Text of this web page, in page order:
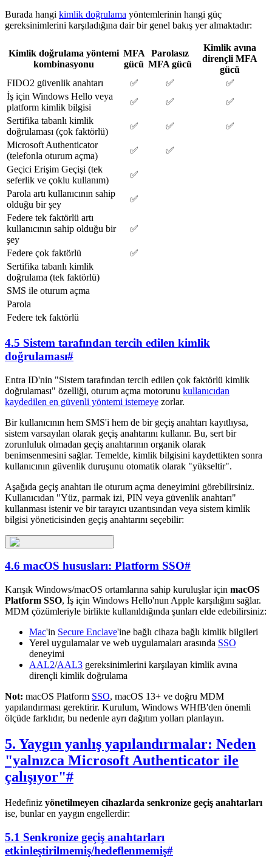
Burada hangi kimlik doğrulama yöntemlerinin hangi güç
gereksinimlerini karşıladığına dair bir genel bakış yer almaktadır:
Kimlik doğrulama yöntemi
kombinasyonu
MFA
gücü
Parolasız
MFA gücü
Kimlik avına
dirençli MFA
gücü
FIDO2 güvenlik anahtarı
✅ ✅
✅
İş için Windows Hello veya
platform kimlik bilgisi
✅ ✅
✅
Sertifika tabanlı kimlik
doğrulaması (çok faktörlü)
✅ ✅
✅
Microsoft Authenticator
(telefonla oturum açma)
✅
✅
Geçici Erişim Geçişi (tek
seferlik ve çoklu kullanım)
✅
Parola artı kullanıcının sahip
olduğu bir şey
✅
Federe tek faktörlü artı
kullanıcının sahip olduğu bir
şey
✅
Federe çok faktörlü
✅
Sertifika tabanlı kimlik
doğrulama (tek faktörlü)
SMS ile oturum açma
Parola
Federe tek faktörlü
4.5 Sistem tarafından tercih edilen kimlik
doğrulaması#
Entra ID'nin "Sistem tarafından tercih edilen çok faktörlü kimlik
doğrulaması" özelliği, oturum açma motorunu kullanıcıdan
kaydedilen en güvenli yöntemi istemeye zorlar.
Bir kullanıcının hem SMS'i hem de bir geçiş anahtarı kayıtlıysa,
sistem varsayılan olarak geçiş anahtarını kullanır. Bu, sert bir
zorunluluk olmadan geçiş anahtarının organik olarak
benimsenmesini sağlar. Temelde, kimlik bilgisini kaydettikten sonra
kullanıcının güvenlik duruşunu otomatik olarak "yükseltir".
Aşağıda geçiş anahtarı ile oturum açma deneyimini görebilirsiniz.
Kullanıcıdan "Yüz, parmak izi, PIN veya güvenlik anahtarı"
kullanması istenir ve bir tarayıcı uzantısından veya sistem kimlik
bilgisi yöneticisinden geçiş anahtarını seçebilir:
4.6 macOS hususları: Platform SSO#
Karışık Windows/macOS ortamlarına sahip kuruluşlar için macOS
Platform SSO, İş için Windows Hello'nun Apple karşılığını sağlar.
MDM çözümleriyle birlikte kullanıldığında şunları elde edebilirsiniz:
Mac'in Secure Enclave'ine bağlı cihaza bağlı kimlik bilgileri
Yerel uygulamalar ve web uygulamaları arasında SSO
deneyimi
AAL2/AAL3 gereksinimlerini karşılayan kimlik avına
dirençli kimlik doğrulama
Not: macOS Platform SSO, macOS 13+ ve doğru MDM
yapılandırması gerektirir. Kurulum, Windows WHfB'den önemli
ölçüde farklıdır, bu nedenle ayrı dağıtım yolları planlayın.
5. Yaygın yanlış yapılandırmalar: Neden
"yalnızca Microsoft Authenticator ile
çalışıyor"#
Hedefiniz yönetilmeyen cihazlarda senkronize geçiş anahtarları
ise, bunlar en yaygın engellerdir:
5.1 Senkronize geçiş anahtarları
etkinleştirilmemiş/hedeflenmemiş#